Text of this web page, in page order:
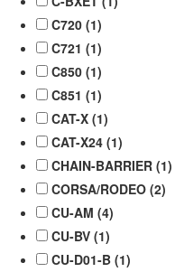
C720 (1)
C721 (1)
C850 (1)
C851 (1)
CAT-X (1)
CAT-X24 (1)
CHAIN-BARRIER (1)
CORSA/RODEO (2)
CU-AM (4)
CU-BV (1)
CU-D01-B (1)